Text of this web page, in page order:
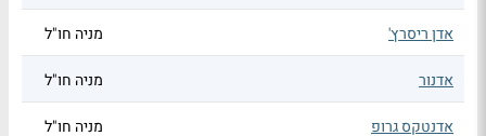
אדן ריסרץ' מניה חו"ל
אדנור מניה חו"ל
אדנטקס גרופ מניה חו"ל